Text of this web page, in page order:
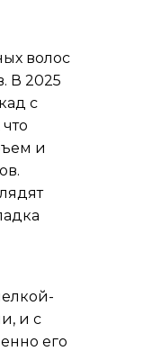
волос
В 2025
с
и
и с
его